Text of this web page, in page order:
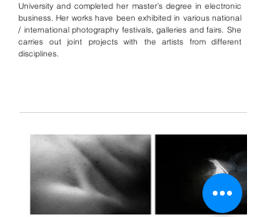
University and completed her master’s degree in electronic
business. Her works have been exhibited in various national
/ international photography festivals, galleries and fairs. She
carries out joint projects with the artists from different
disciplines.